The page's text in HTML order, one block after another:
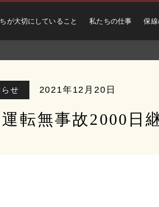
が大切にしていること 私たちの仕事 保
せ 2021年12月20日
転無事故2000日